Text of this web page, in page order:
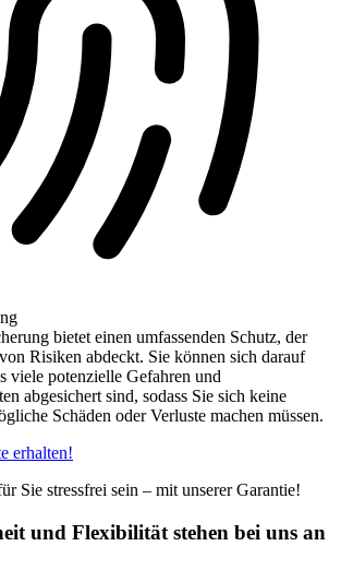
bietet einen umfassenden Schutz, der
Risiken abdeckt. Sie können sich darauf
viele potenzielle Gefahren und
abgesichert sind, sodass Sie sich keine
Schäden oder Verluste machen müssen.
erhalten!
Sie stressfrei sein – mit unserer Garantie!
und Flexibilität stehen bei uns an